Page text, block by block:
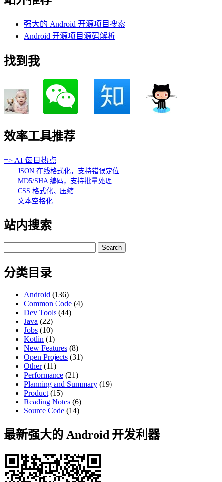
强大的 Android 开源项目搜索
Android 开源项目源码解析
找到我
效率工具推荐
=> AI 每日热点
JSON 在线格式化，支持错误定位
MD5/SHA 编码，支持批量处理
CSS 格式化、压缩
文本空格化
站内搜索
for:
分类目录
Android (136)
Common Code (4)
Dev Tools (44)
Java (22)
Jobs (10)
Kotlin (1)
New Features (8)
Open Projects (31)
Other(11)
Performance (21)
Planning and Summary (19)
Product (15)
Reading Notes (6)
Source Code (14)
最新强大的 Android 开发利器